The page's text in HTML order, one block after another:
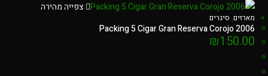
צפייה מהירה
מארזים, סיגרים
Packing 5 Cigar Gran Reserva Corojo 2006
₪150.00